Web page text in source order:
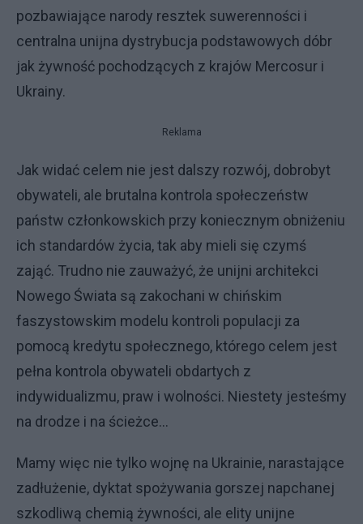
pozbawiające narody resztek suwerenności i
centralna unijna dystrybucja podstawowych dóbr
jak żywność pochodzących z krajów Mercosur i
Ukrainy.
Reklama
Jak widać celem nie jest dalszy rozwój, dobrobyt
obywateli, ale brutalna kontrola społeczeństw
państw członkowskich przy koniecznym obniżeniu
ich standardów życia, tak aby mieli się czymś
zająć. Trudno nie zauważyć, że unijni architekci
Nowego Świata są zakochani w chińskim
faszystowskim modelu kontroli populacji za
pomocą kredytu społecznego, którego celem jest
pełna kontrola obywateli obdartych z
indywidualizmu, praw i wolności. Niestety jesteśmy
na drodze i na ścieżce…
Mamy więc nie tylko wojnę na Ukrainie, narastające
zadłużenie, dyktat spożywania gorszej napchanej
szkodliwą chemią żywności, ale elity unijne